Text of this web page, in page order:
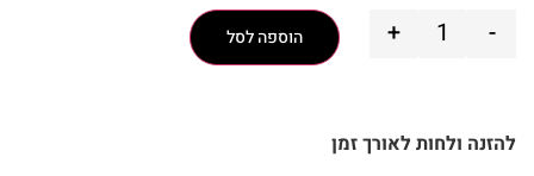
-
+ הוספה לסל
להזנה ולחות לאורך זמן